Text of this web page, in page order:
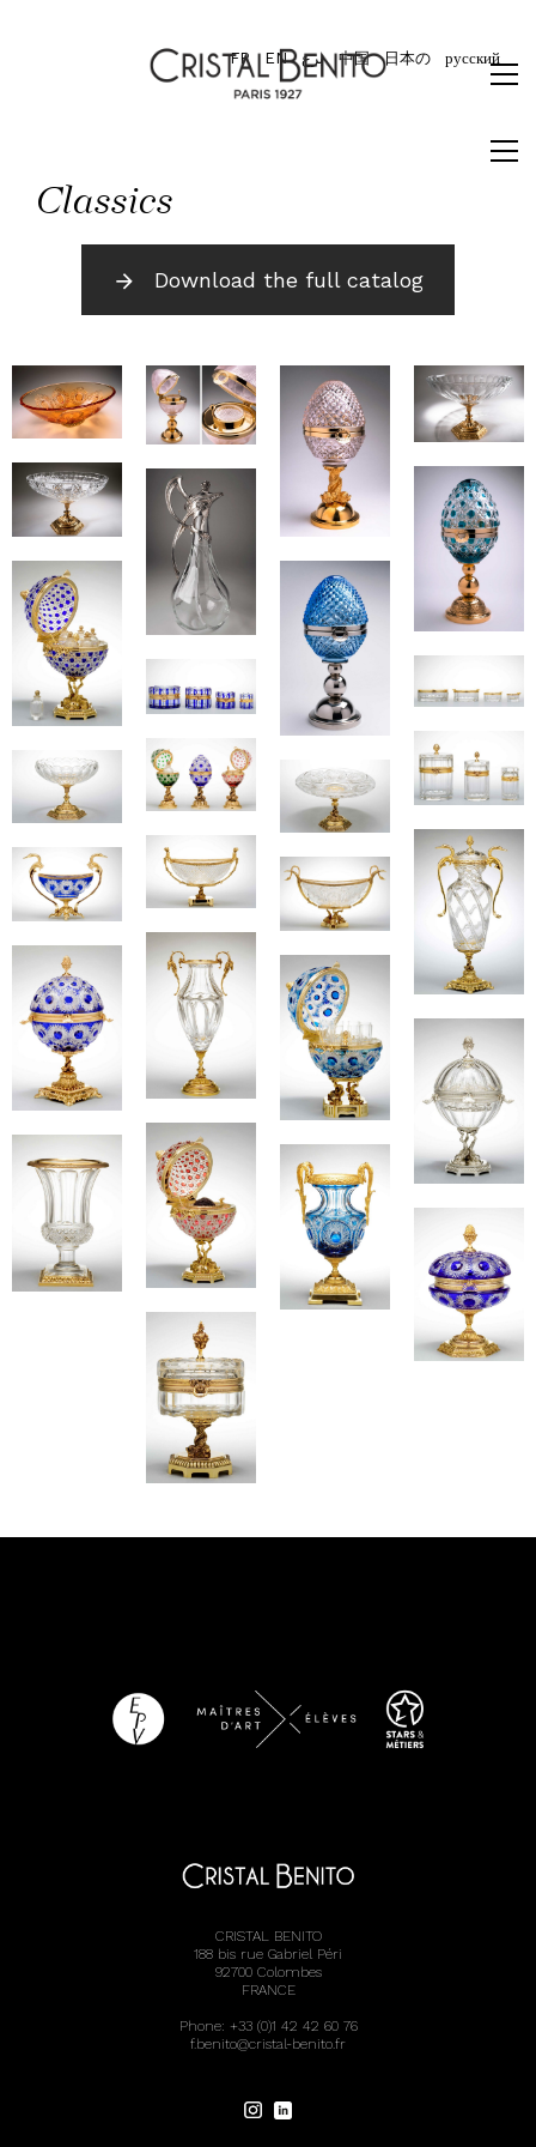
FR EN برع 中国 日本の русский
Classics
Download the full catalog
CRISTAL BENITO
188 bis rue Gabriel Péri
92700 Colombes
FRANCE
Phone: +33 (0)1 42 42 60 76
f.benito@cristal-benito.fr